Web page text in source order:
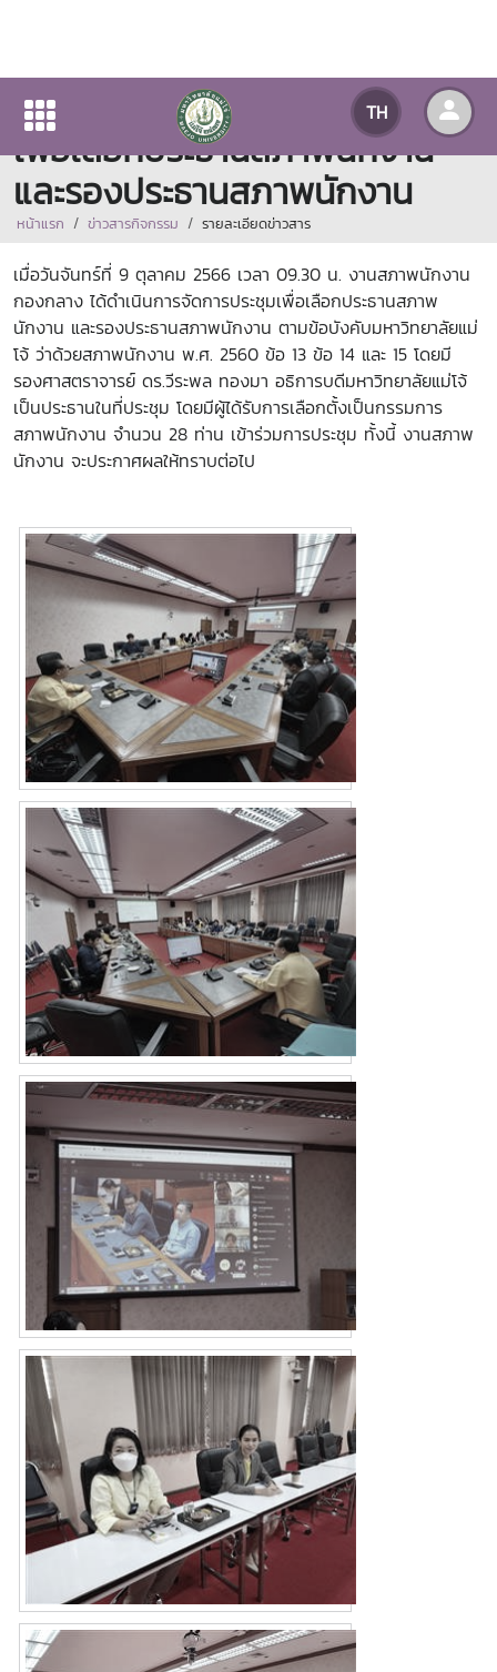
TH
งานสภาพนักงานจัดการประชุม
เพื่อเลือกประธานสภาพนักงาน
และรองประธานสภาพนักงาน
หน้าแรก ข่าวสารกิจกรรม รายละเอียดข่าวสาร
เมื่อวันจันทร์ที่ 9 ตุลาคม 2566 เวลา 09.30 น. งานสภาพนักงาน
กองกลาง ได้ดำเนินการจัดการประชุมเพื่อเลือกประธานสภาพ
นักงาน และรองประธานสภาพนักงาน ตามข้อบังคับมหาวิทยาลัยแม่
โจ้ ว่าด้วยสภาพนักงาน พ.ศ. 2560 ข้อ 13 ข้อ 14 และ 15 โดยมี
รองศาสตราจารย์ ดร.วีระพล ทองมา อธิการบดีมหาวิทยาลัยแม่โจ้
เป็นประธานในที่ประชุม โดยมีผู้ได้รับการเลือกตั้งเป็นกรรมการ
สภาพนักงาน จำนวน 28 ท่าน เข้าร่วมการประชุม ทั้งนี้ งานสภาพ
นักงาน จะประกาศผลให้ทราบต่อไป